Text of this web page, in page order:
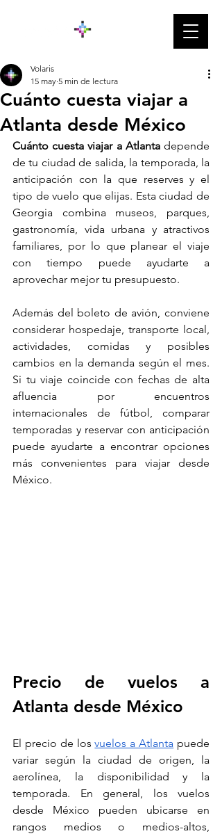
Cuánto cuesta viajar a
Atlanta desde México
Volaris
15 may 5 min de lectura
Cuánto cuesta viajar a Atlanta depende
de tu ciudad de salida, la temporada, la
anticipación con la que reserves y el
tipo de vuelo que elijas. Esta ciudad de
Georgia combina museos, parques,
gastronomía, vida urbana y atractivos
familiares, por lo que planear el viaje
con tiempo puede ayudarte a
aprovechar mejor tu presupuesto.
Además del boleto de avión, conviene
considerar hospedaje, transporte local,
actividades, comidas y posibles
cambios en la demanda según el mes.
Si tu viaje coincide con fechas de alta
afluencia por encuentros
internacionales de fútbol, comparar
temporadas y reservar con anticipación
puede ayudarte a encontrar opciones
más convenientes para viajar desde
México.
Precio de vuelos a
Atlanta desde México
El precio de los vuelos a Atlanta puede
variar según la ciudad de origen, la
aerolínea, la disponibilidad y la
temporada. En general, los vuelos
desde México pueden ubicarse en
rangos medios o medios-altos,